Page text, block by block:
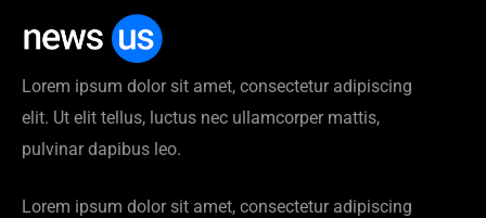
Lorem ipsum dolor sit amet, consectetur adipiscing
elit. Ut elit tellus, luctus nec ullamcorper mattis,
pulvinar dapibus leo.
Lorem ipsum dolor sit amet, consectetur adipiscing